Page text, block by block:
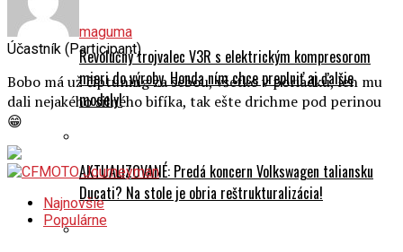
Revolučný trojvalec V3R s elektrickým kompresorom
mieri do výroby. Honda ním chce preplniť aj ďalšie
modely!
AKTUALIZOVANÉ: Predá koncern Volkswagen taliansku
Ducati? Na stole je obria reštrukturalizácia!
maguma
Účastník (Participant)
Bobo má už čiptuning za sebou, všetko v poriadku, len mu
dali nejakého silného bifíka, tak ešte drichme pod perinou
😁
Najnovšie
Populárne